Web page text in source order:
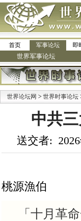
首页 军事论坛 即
世界军事论坛
世界论坛网 > 世界时事论坛
中共
送交者:
桃源漁伯
「十月革